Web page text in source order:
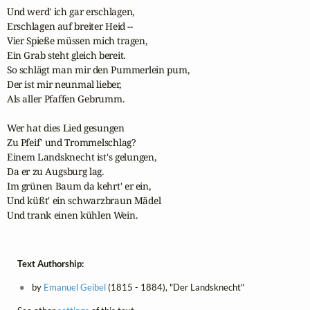
Und werd' ich gar erschlagen,
Erschlagen auf breiter Heid --
Vier Spieße müssen mich tragen,
Ein Grab steht gleich bereit.
So schlägt man mir den Pummerlein pum,
Der ist mir neunmal lieber,
Als aller Pfaffen Gebrumm.
Wer hat dies Lied gesungen
Zu Pfeif' und Trommelschlag?
Einem Landsknecht ist's gelungen,
Da er zu Augsburg lag.
Im grünen Baum da kehrt' er ein,
Und küßt' ein schwarzbraun Mädel
Und trank einen kühlen Wein.
Text Authorship:
by Emanuel Geibel(1815 - 1884), "Der Landsknecht"